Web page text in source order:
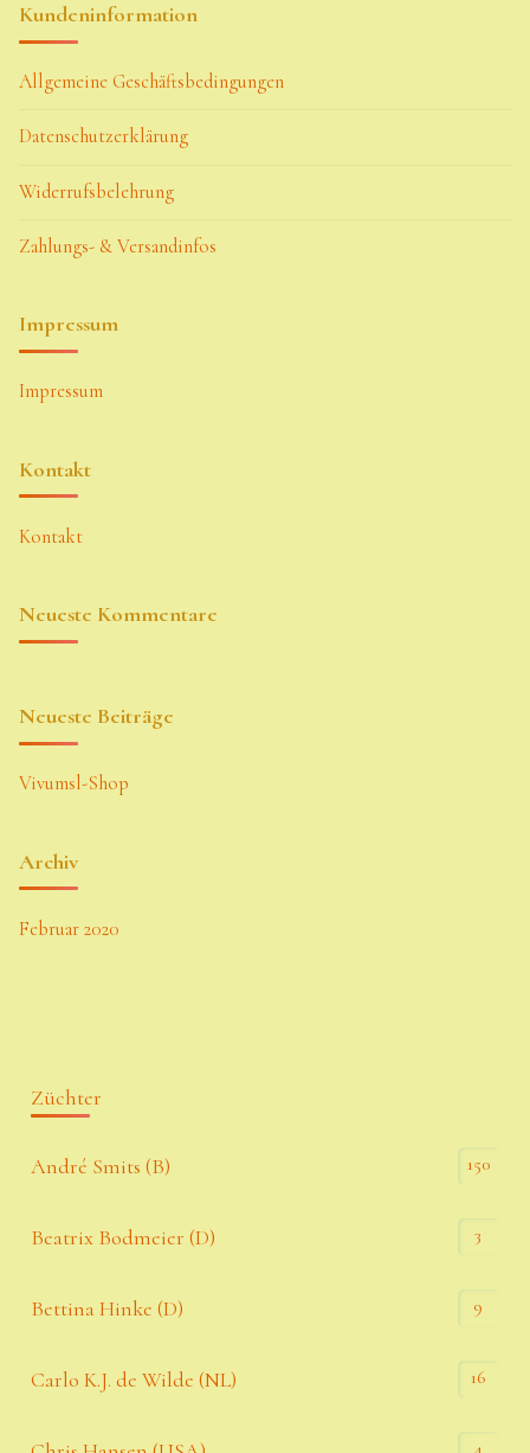
Kundeninformation
Allgemeine Geschäftsbedingungen
Datenschutzerklärung
Widerrufsbelehrung
Zahlungs- & Versandinfos
Impressum
Impressum
Kontakt
Kontakt
Neueste Kommentare
Neueste Beiträge
Vivumsl-Shop
Archiv
Februar 2020
Züchter
André Smits (B) 150
Beatrix Bodmeier (D) 3
Bettina Hinke (D) 9
Carlo K.J. de Wilde (NL) 16